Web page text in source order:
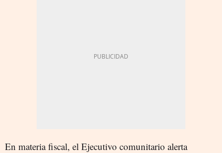
En materia fiscal, el Ejecutivo comunitario alerta